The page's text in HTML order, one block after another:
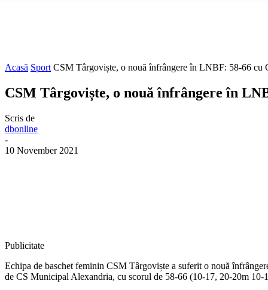
Acasă Sport CSM Târgoviște, o nouă înfrângere în LNBF: 58-66 cu
CSM Târgoviște, o nouă înfrângere în
Scris de
dbonline
-
10 November 2021
Publicitate
Echipa de baschet feminin CSM Târgoviște a suferit o nouă
de CS Municipal Alexandria, cu scorul de 58-66 (10-17, 20-20m 10-